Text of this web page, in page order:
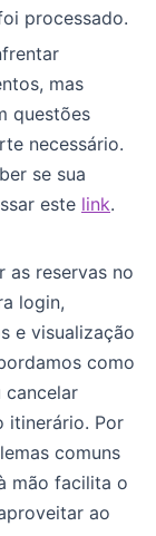
processado.
mas
questões
necessário.
se sua
este link.
as reservas no
login,
e visualização
como
itinerário. Por
comuns
mão facilita o
ao